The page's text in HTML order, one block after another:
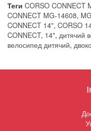
Теги CORSO CONNECT
CONNECT MG-14608,
CONNECT 14", CORSO
CONNECT, 14", дитячий
велосипед дитячий,